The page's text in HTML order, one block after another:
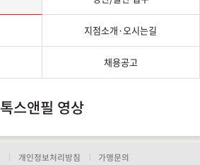
지점소개·오시는길
채용공고
톡스앤필 영상
개인정보처리방침 가맹문의